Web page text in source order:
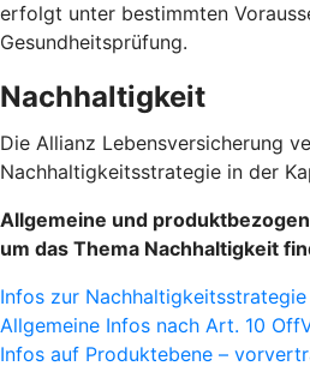
erfolgt unter bestimmten
Gesundheitsprüfung.
Nachhaltigkeit
Die Allianz Lebensversicherung
Nachhaltigkeitsstrategie in der
Allgemeine und
um das Thema Nachhaltigkeit
Infos zur Nachhaltigkeitsstrategie
Allgemeine Infos nach Art. 10
Infos auf Produktebene –